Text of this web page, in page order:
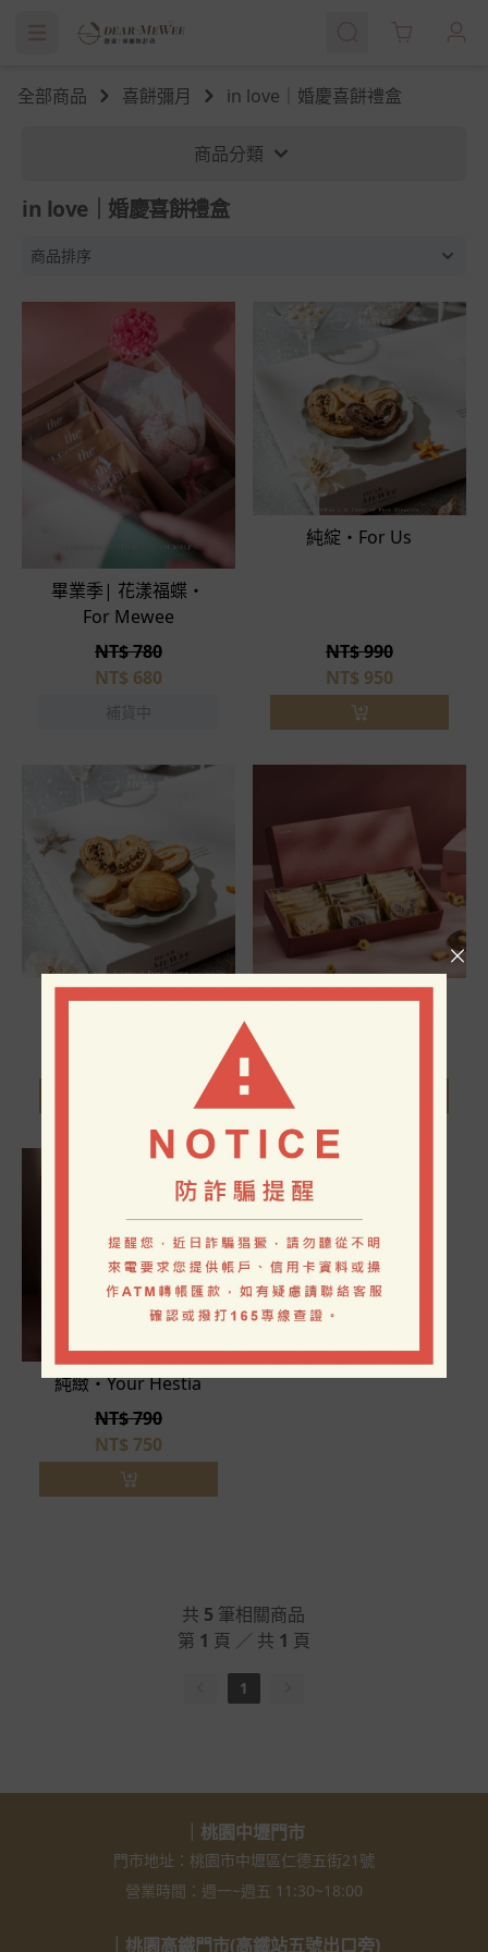
Cart
全部商品 喜餅彌月 in love｜婚慶喜餅禮盒
商品分類
in love｜婚慶喜餅禮盒
畢業季| 花漾福蝶・
For Mewee
NT$ 780
NT$ 680
補貨中
純綻・For Us
NT$ 990
NT$ 950
豐初・For Us
豐蘊・Our Demeter
純緻・Your Hestia
NT$ 790
NT$ 750
共 5 筆相關商品
第 1 頁 ／ 共 1 頁
1
｜桃園中壢門市
門市地址：桃園市中壢區仁德五街21號
營業時間：週一~週五 11:30~18:00
｜桃園高鐵門市(高鐵站五號出口旁)